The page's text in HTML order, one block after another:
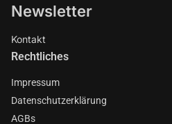
Newsletter
Kontakt
Rechtliches
Impressum
Datenschutzerklärung
AGBs